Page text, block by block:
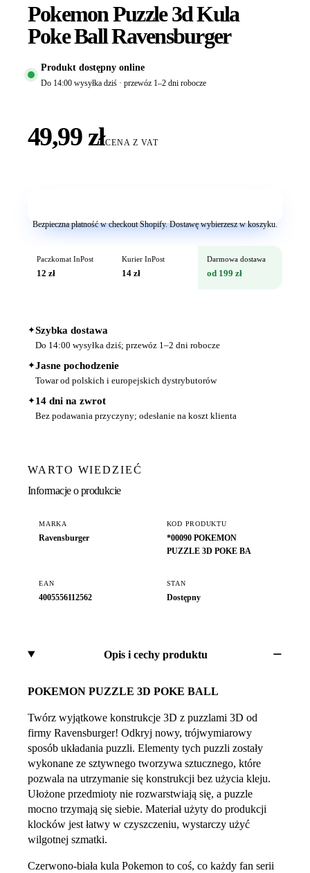
Pokemon Puzzle 3d Kula
Poke Ball Ravensburger
Produkt dostępny online
Do 14:00 wysyłka dziś · przewóz 1–2 dni robocze
49,99 złCENA Z VAT
Bezpieczna płatność w checkout Shopify. Dostawę wybierzesz w koszyku.
Paczkomat InPost
12 zł
Kurier InPost
14 zł
Darmowa dostawa
od 199 zł
✦Szybka dostawa
Do 14:00 wysyłka dziś; przewóz 1–2 dni robocze
✦Jasne pochodzenie
Towar od polskich i europejskich dystrybutorów
✦14 dni na zwrot
Bez podawania przyczyny; odesłanie na koszt klienta
WARTO WIEDZIEĆ
Informacje o produkcie
MARKA
Ravensburger
KOD PRODUKTU
*00090 POKEMON
PUZZLE 3D POKE BA
EAN
4005556112562
STAN
Dostępny
Opis i cechy produktu
POKEMON PUZZLE 3D POKE BALL
Twórz wyjątkowe konstrukcje 3D z puzzlami 3D od
firmy Ravensburger! Odkryj nowy, trójwymiarowy
sposób układania puzzli. Elementy tych puzzli zostały
wykonane ze sztywnego tworzywa sztucznego, które
pozwala na utrzymanie się konstrukcji bez użycia kleju.
Ułożone przedmioty nie rozwarstwiają się, a puzzle
mocno trzymają się siebie. Materiał użyty do produkcji
klocków jest łatwy w czyszczeniu, wystarczy użyć
wilgotnej szmatki.
Czerwono-biała kula Pokemon to coś, co każdy fan serii